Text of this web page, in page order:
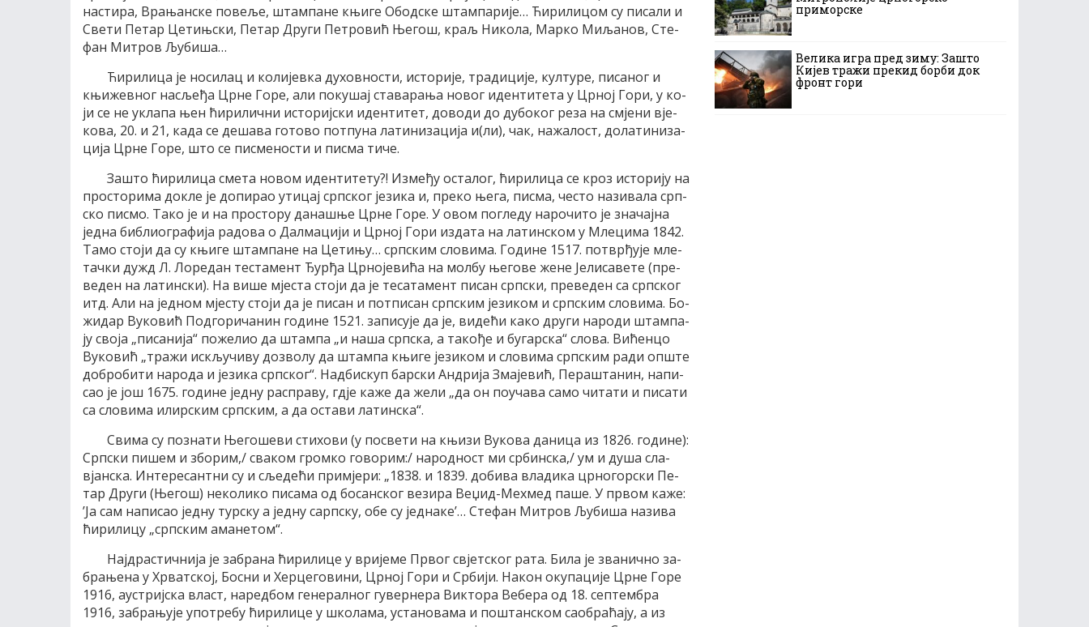
на­сти­ра, Вра­њан­ске по­ве­ље, штам­па­не књи­ге Обод­ске штам­па­ри­је… Ћи­ри­ли­цом су пи­са­ли и
Све­ти Пе­тар Це­тињ­ски, Пе­тар Дру­ги Пе­тро­вић Ње­гош, краљ Ни­ко­ла, Мар­ко Ми­ља­нов, Сте­
фан Ми­тров Љу­би­ша…
Ћи­ри­ли­ца је но­си­лац и ко­ли­јев­ка ду­хов­но­сти, исто­ри­је, тра­ди­ци­је, кул­ту­ре, пи­са­ног и
књи­жев­ног на­сље­ђа Цр­не Го­ре, али по­ку­шај ста­ва­ра­ња но­вог иден­ти­те­та у Цр­ној Го­ри, у ко­
ји се не укла­па њен ћи­ри­лич­ни исто­риј­ски иден­ти­тет, до­во­ди до ду­бо­ког ре­за на смје­ни вје­
ко­ва, 20. и 21, ка­да се де­ша­ва го­то­во пот­пу­на ла­ти­ни­за­ци­ја и(ли), чак, на­жа­лост, до­ла­ти­ни­за­
ци­ја Цр­не Го­ре, што се пи­сме­но­сти и пи­сма ти­че.
За­што ћи­ри­ли­ца сме­та но­вом иден­ти­те­ту?! Из­ме­ђу оста­лог, ћи­ри­ли­ца се кроз исто­ри­ју на
про­сто­ри­ма до­кле је до­пи­рао ути­цај срп­ског је­зи­ка и, пре­ко ње­га, пи­сма, че­сто на­зи­ва­ла срп­
ско пи­смо. Та­ко је и на про­сто­ру да­на­шње Цр­не Го­ре. У овом по­гле­ду на­ро­чи­то је зна­чај­на
јед­на би­бли­о­гра­фи­ја ра­до­ва о Дал­ма­ци­ји и Цр­ној Го­ри из­да­та на ла­тин­ском у Мле­ци­ма 1842.
Та­мо сто­ји да су књи­ге штам­па­не на Це­ти­њу… срп­ским сло­ви­ма. Го­ди­не 1517. по­твр­ђу­је мле­
тач­ки дужд Л. Ло­ре­дан те­ста­мент Ђур­ђа Цр­но­је­ви­ћа на мол­бу ње­го­ве же­не Је­ли­са­ве­те (пре­
ве­ден на ла­тин­ски). На ви­ше мје­ста сто­ји да је те­са­та­мент пи­сан срп­ски, пре­ве­ден са срп­ског
итд. Али на јед­ном мје­сту сто­ји да је пи­сан и пот­пи­сан срп­ским је­зи­ком и срп­ским сло­ви­ма. Бо­
жи­дар Ву­ко­вић Под­го­ри­ча­нин го­ди­не 1521. за­пи­су­је да је, ви­де­ћи ка­ко дру­ги на­ро­ди штам­па­
ју сво­ја „пи­са­ни­ја“ по­же­лио да штам­па „и на­ша срп­ска, а та­ко­ђе и бу­гар­ска“ сло­ва. Ви­ћен­цо
Ву­ко­вић „тра­жи ис­кљу­чи­ву до­зво­лу да штам­па књи­ге је­зи­ком и сло­ви­ма срп­ским ра­ди оп­ште
до­бро­би­ти на­ро­да и је­зи­ка срп­ског“. Над­би­скуп бар­ски Ан­дри­ја Зма­је­вић, Пе­ра­шта­нин, на­пи­
сао је још 1675. го­ди­не јед­ну рас­пра­ву, гдје ка­же да же­ли „да он по­у­ча­ва са­мо чи­та­ти и пи­са­ти
са сло­ви­ма илир­ским срп­ским, а да оста­ви ла­тин­ска“.
Сви­ма су по­зна­ти Ње­го­ше­ви сти­хо­ви (у по­све­ти на књи­зи Ву­ко­ва да­ни­ца из 1826. го­ди­не):
Срп­ски пи­шем и збо­рим,/ сва­ком гром­ко го­во­рим:/ на­род­ност ми ср­бин­ска,/ ум и ду­ша сла­
вјан­ска. Ин­те­ре­сант­ни су и сље­де­ћи при­мје­ри: „1838. и 1839. до­би­ва вла­ди­ка цр­но­гор­ски Пе­
тар Дру­ги (Ње­гош) не­ко­ли­ко пи­са­ма од бо­сан­ског ве­зи­ра Ве­џид-Мех­мед па­ше. У пр­вом ка­же:
’Ја сам на­пи­сао јед­ну тур­ску а јед­ну сарп­ску, обе су јед­на­ке’… Сте­фан Ми­тров Љу­би­ша на­зи­ва
ћи­ри­ли­цу „срп­ским ама­не­том“.
Нај­дра­стич­ни­ја je за­бра­на ћи­ри­ли­це у ври­је­ме Пр­вог свјет­ског ра­та. Би­ла је зва­нич­но за­
бра­ње­на у Хр­ват­ској, Бо­сни и Хер­це­го­ви­ни, Цр­ној Го­ри и Ср­би­ји. На­кон оку­па­ци­је Цр­не Го­ре
1916, аустриј­ска власт, на­ред­бом ге­не­рал­ног гу­вер­не­ра Вик­то­ра Ве­бе­ра од 18. сеп­тем­бра
1916, за­бра­њу­је упо­тре­бу ћи­ри­ли­це у шко­ла­ма, уста­но­ва­ма и по­штан­ском са­о­бра­ћа­ју, а из
приморске
Велика игра пред зиму: Зашто
Кијев тражи прекид борби док
фронт гори